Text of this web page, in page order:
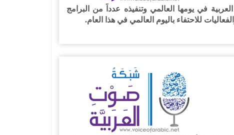
في يومها العالمي وتنفيذه عدداً من البرامج
للاحتفاء باليوم العالمي في هذا العام.